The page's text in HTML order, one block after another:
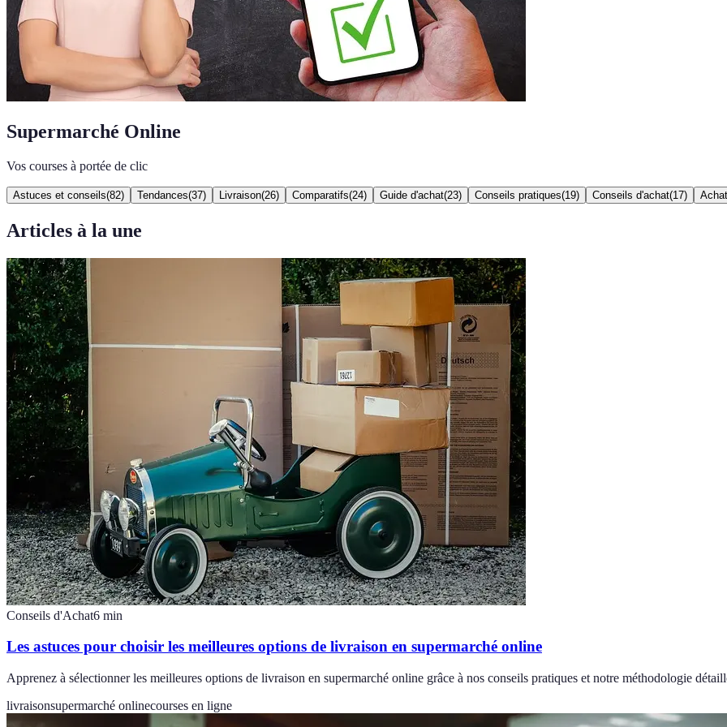
Supermarché Online
Vos courses à portée de clic
Astuces et conseils(82) Tendances(37) Livraison(26) Comparatifs(24) Guide d'achat(23) Conseils pratiques(19) Conseils d'achat(17)
Articles à la une
Conseils d'Achat6 min
Les astuces pour choisir les meilleures options de livraison en supermarché online
Apprenez à sélectionner les meilleures options de livraison en supermarché online grâce à nos conseils pratiques et notre méthodologie
livraisonsupermarché onlinecourses en ligne